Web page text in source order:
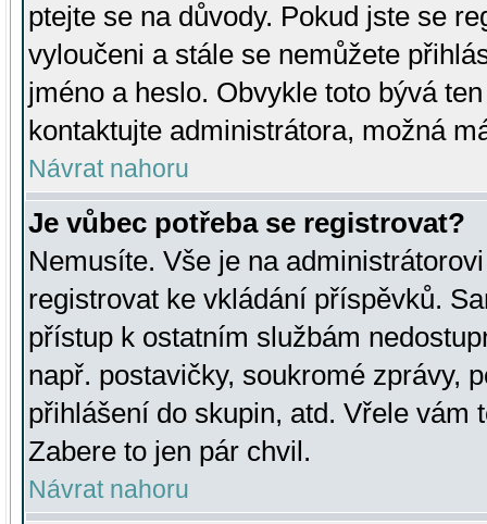
ptejte se na důvody. Pokud jste se
vyloučeni a stále se nemůžete
jméno a heslo. Obvykle toto bývá
kontaktujte administrátora, možná
Návrat nahoru
Je vůbec potřeba se registrovat?
Nemusíte. Vše je na
registrovat ke vkládání příspěvků.
přístup k ostatním službám
např. postavičky, soukromé zprávy,
přihlášení do skupin, atd. Vřele vám
Zabere to jen pár chvil.
Návrat nahoru